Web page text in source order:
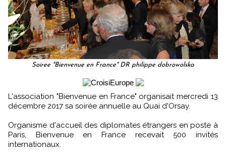
Soiree "Bienvenue en France" DR philippe dobrowolska
L'association "Bienvenue en France" organisait mercredi 13
décembre 2017 sa soirée annuelle au Quai d'Orsay.
Organisme d'accueil des diplomates étrangers en poste à
Paris, Bienvenue en France recevait 500 invités
internationaux.